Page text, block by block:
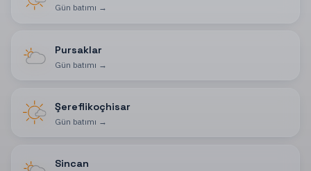
Gün batımı →
Pursaklar
Gün batımı →
Şereflikoçhisar
Gün batımı →
Sincan